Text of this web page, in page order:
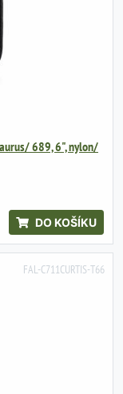
689, 6", nylon/
DO KOŠÍKU
FAL-C711CURTIS-T66